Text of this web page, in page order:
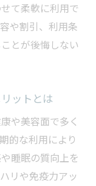
て柔軟に利用で
や割引、利用条
とが後悔しない
ットとは
や美容面で多く
的な利用により
睡眠の質向上を
リや免疫力アッ